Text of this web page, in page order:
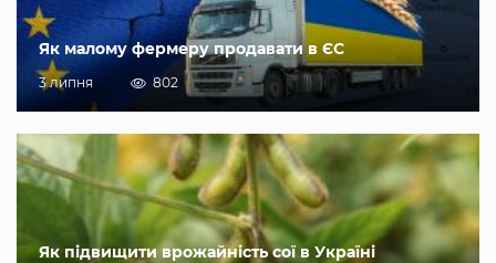
Як малому фермеру продавати в ЄС
3 липня 802
Як підвищити врожайність сої в Україні